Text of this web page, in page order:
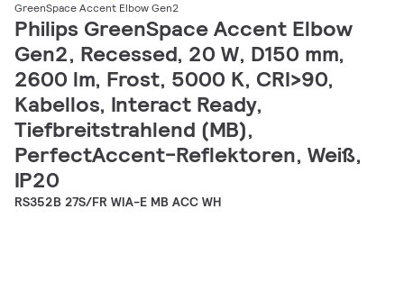
GreenSpace Accent Elbow Gen2
Philips GreenSpace Accent Elbow
Gen2, Recessed, 20 W, D150 mm,
2600 lm, Frost, 5000 K, CRI>90,
Kabellos, Interact Ready,
Tiefbreitstrahlend (MB),
PerfectAccent-Reflektoren, Weiß,
IP20
RS352B 27S/FR WIA-E MB ACC WH